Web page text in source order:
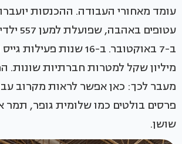
עומד מאחורי העבודה. ההכנסות
עטופים
מיליון שקל למטרות חברתיות שונות.
מעבר לכך: כאן אפשר לראות מקרוב
פרסים בולטים כמו שלומית גופר, תמר
שושן.